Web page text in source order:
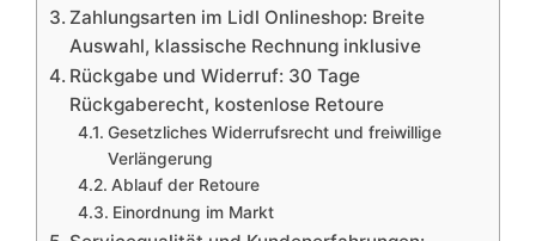
Zahlungsarten im Lidl Onlineshop: Breite
Auswahl, klassische Rechnung inklusive
Rückgabe und Widerruf: 30 Tage
Rückgaberecht, kostenlose Retoure
Gesetzliches Widerrufsrecht und freiwillige
Verlängerung
Ablauf der Retoure
Einordnung im Markt